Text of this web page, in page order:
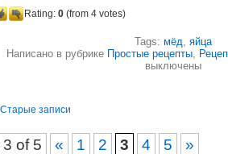
Rating: 0 (from 4 votes)
Tags: мёд, яйца
Написано в рубрике Простые рецепты,
выключены
записи
of 5 « 1 2 3 4 5
»